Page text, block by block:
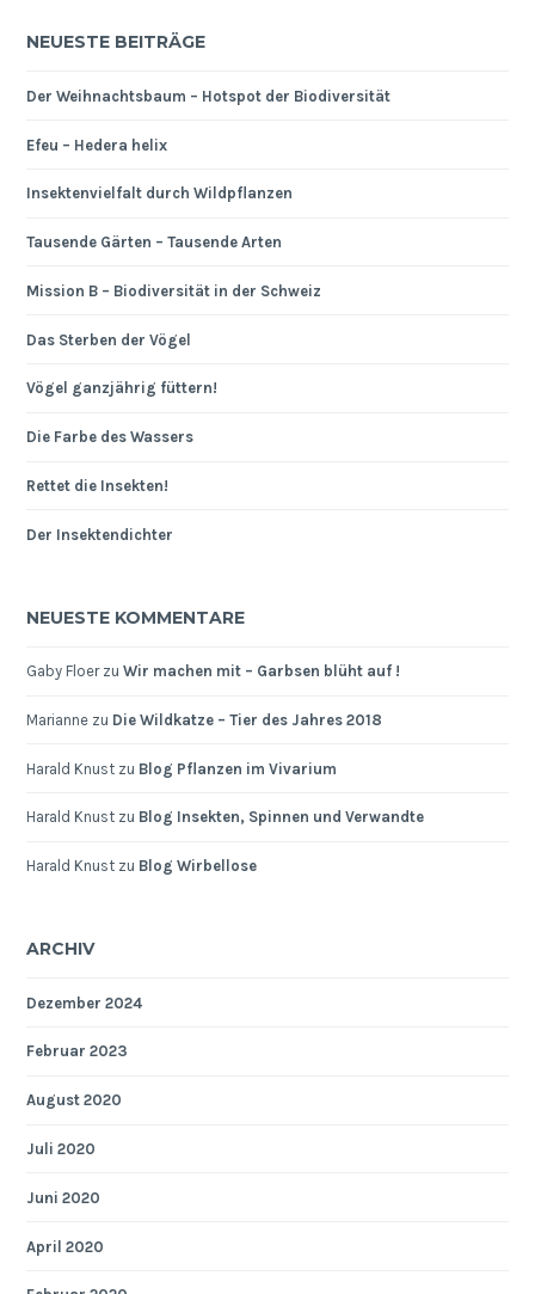
NEUESTE BEITRÄGE
Der Weihnachtsbaum – Hotspot der Biodiversität
Efeu – Hedera helix
Insektenvielfalt durch Wildpflanzen
Tausende Gärten – Tausende Arten
Mission B – Biodiversität in der Schweiz
Das Sterben der Vögel
Vögel ganzjährig füttern!
Die Farbe des Wassers
Rettet die Insekten!
Der Insektendichter
NEUESTE KOMMENTARE
Gaby FloerzuWir machen mit – Garbsen blüht auf !
Marianne zu Die Wildkatze – Tier des Jahres 2018
Harald Knust zu Blog Pflanzen im Vivarium
Harald Knust zu Blog Insekten, Spinnen und Verwandte
Harald Knust zu Blog Wirbellose
ARCHIV
Dezember 2024
Februar 2023
August 2020
Juli 2020
Juni 2020
April 2020